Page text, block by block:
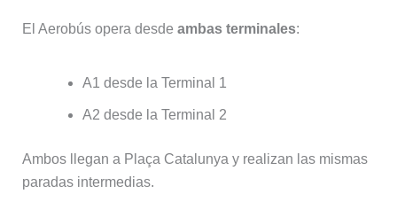
El Aerobús opera desde ambas terminales:
A1 desde la Terminal 1
A2 desde la Terminal 2
Ambos llegan a Plaça Catalunya y realizan las mismas
paradas intermedias.